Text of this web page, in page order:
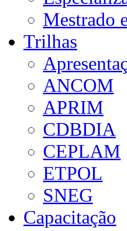
Mestrado
Trilhas
ANCOM
APRIM
CDBDIA
CEPLAM
ETPOL
SNEG
Capacitação